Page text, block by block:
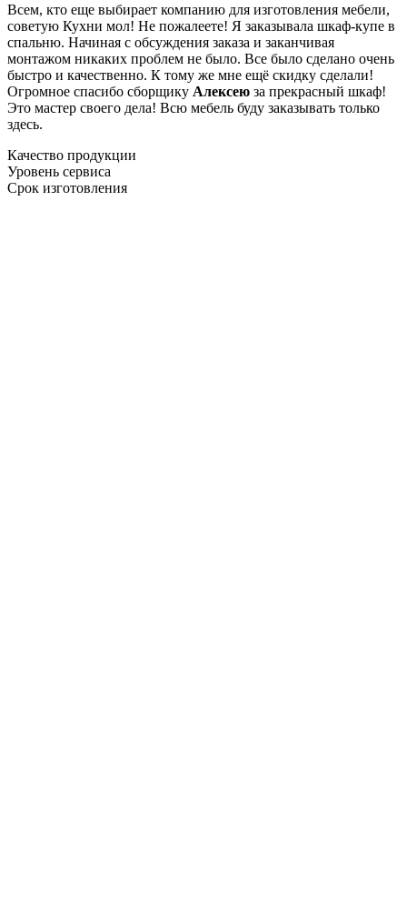
Всем, кто еще выбирает компанию для изготовления мебели,
советую Кухни мол! Не пожалеете! Я заказывала шкаф-купе в
спальню. Начиная с обсуждения заказа и заканчивая
монтажом никаких проблем не было. Все было сделано очень
быстро и качественно. К тому же мне ещё скидку сделали!
Огромное спасибо сборщику Алексею за прекрасный шкаф!
Это мастер своего дела! Всю мебель буду заказывать только
здесь.
Качество продукции
Уровень сервиса
Срок изготовления